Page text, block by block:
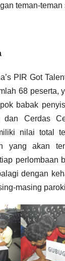
teman-teman
PIR Got
68 peserta,
babak
dan Cerdas
nilai total
yang akan
perlombaan
dengan
masing